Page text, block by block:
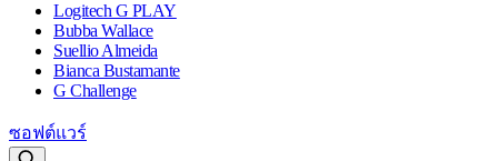
Logitech G PLAY
Bubba Wallace
Suellio Almeida
Bianca Bustamante
G Challenge
ซอฟต์แวร์